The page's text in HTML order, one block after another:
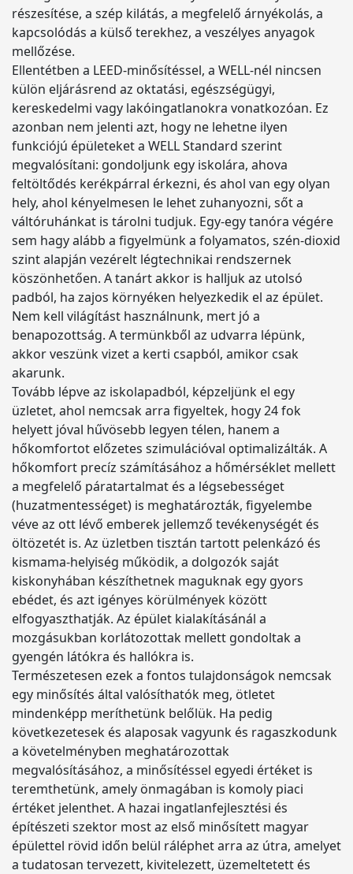
részesítése, a szép kilátás, a megfelelő árnyékolás, a
kapcsolódás a külső terekhez, a veszélyes anyagok
mellőzése.
Ellentétben a LEED-minősítéssel, a WELL-nél nincsen
külön eljárásrend az oktatási, egészségügyi,
kereskedelmi vagy lakóingatlanokra vonatkozóan. Ez
azonban nem jelenti azt, hogy ne lehetne ilyen
funkciójú épületeket a WELL Standard szerint
megvalósítani: gondoljunk egy iskolára, ahova
feltöltődés kerékpárral érkezni, és ahol van egy olyan
hely, ahol kényelmesen le lehet zuhanyozni, sőt a
váltóruhánkat is tárolni tudjuk. Egy-egy tanóra végére
sem hagy alább a figyelmünk a folyamatos, szén-dioxid
szint alapján vezérelt légtechnikai rendszernek
köszönhetően. A tanárt akkor is halljuk az utolsó
padból, ha zajos környéken helyezkedik el az épület.
Nem kell világítást használnunk, mert jó a
benapozottság. A termünkből az udvarra lépünk,
akkor veszünk vizet a kerti csapból, amikor csak
akarunk.
Tovább lépve az iskolapadból, képzeljünk el egy
üzletet, ahol nemcsak arra figyeltek, hogy 24 fok
helyett jóval hűvösebb legyen télen, hanem a
hőkomfortot előzetes szimulációval optimalizálták. A
hőkomfort precíz számításához a hőmérséklet mellett
a megfelelő páratartalmat és a légsebességet
(huzatmentességet) is meghatározták, figyelembe
véve az ott lévő emberek jellemző tevékenységét és
öltözetét is. Az üzletben tisztán tartott pelenkázó és
kismama-helyiség működik, a dolgozók saját
kiskonyhában készíthetnek maguknak egy gyors
ebédet, és azt igényes körülmények között
elfogyaszthatják. Az épület kialakításánál a
mozgásukban korlátozottak mellett gondoltak a
gyengén látókra és hallókra is.
Természetesen ezek a fontos tulajdonságok nemcsak
egy minősítés által valósíthatók meg, ötletet
mindenképp meríthetünk belőlük. Ha pedig
következetesek és alaposak vagyunk és ragaszkodunk
a követelményben meghatározottak
megvalósításához, a minősítéssel egyedi értéket is
teremthetünk, amely önmagában is komoly piaci
értéket jelenthet. A hazai ingatlanfejlesztési és
építészeti szektor most az első minősített magyar
épülettel rövid időn belül ráléphet arra az útra, amelyet
a tudatosan tervezett, kivitelezett, üzemeltetett és